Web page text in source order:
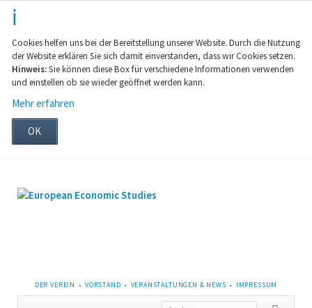
Cookies helfen uns bei der Bereitstellung unserer Website. Durch die Nutzung
der Website erklären Sie sich damit einverstanden, dass wir Cookies setzen.
Hinweis:Sie können diese Box für verschiedene Informationen verwenden
und einstellen ob sie wieder geöffnet werden kann.
Mehr erfahren
OK
NAVIGATION
ÜBERSPRINGEN
DER VEREIN VORSTAND VERANSTALTUNGEN & NEWS IMPRESSUM